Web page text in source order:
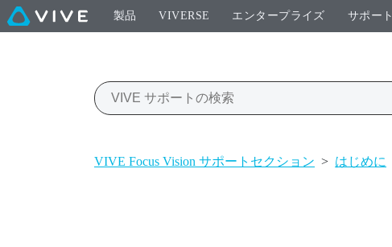
製品 VIVERSE エンタープライズ サポート
VIVE Focus Vision サポートセクション > はじめに